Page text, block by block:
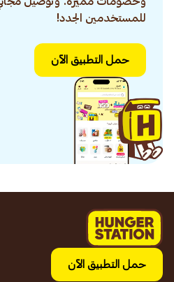
للمستخدمين الجدد!
حمل التطبيق الآن
حمل التطبيق الآن